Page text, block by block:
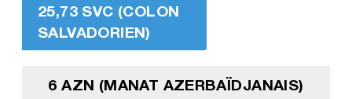
25,73 SVC (COLON
SALVADORIEN)
6 AZN (MANAT AZERBAÏDJANAIS)